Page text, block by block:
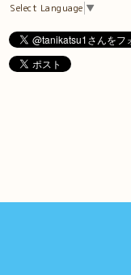
Select Language ▼